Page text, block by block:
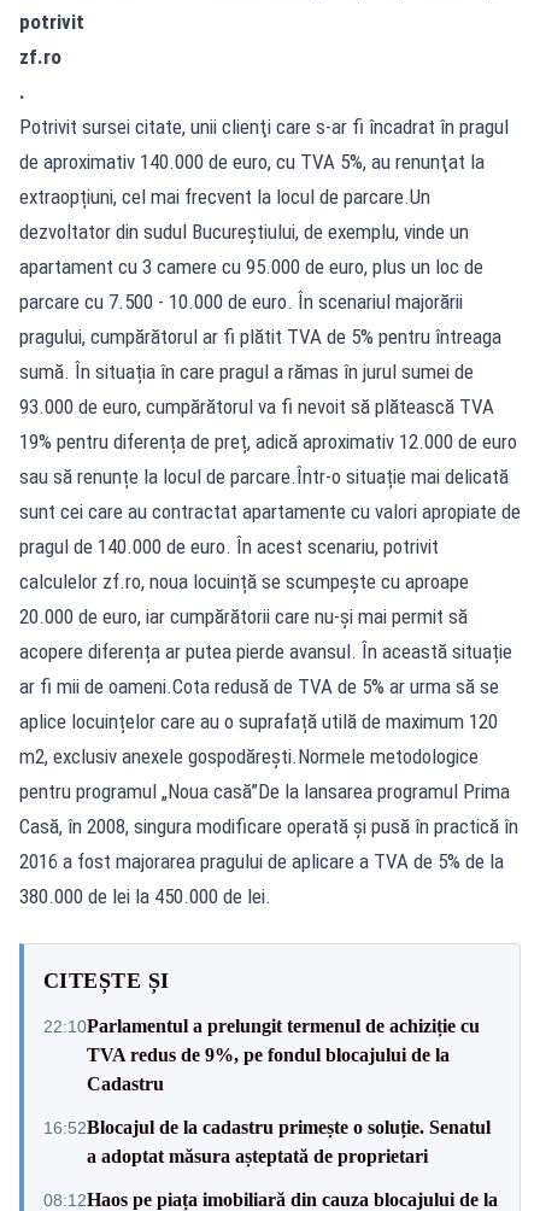
potrivit
zf.ro
.
Potrivit sursei citate, unii clienţi care s-ar fi încadrat în pragul
de aproximativ 140.000 de euro, cu TVA 5%, au renunţat la
extraopțiuni, cel mai frecvent la locul de parcare.Un
dezvoltator din sudul Bucureștiului, de exemplu, vinde un
apartament cu 3 camere cu 95.000 de euro, plus un loc de
parcare cu 7.500 - 10.000 de euro. În scenariul majorării
pragului, cumpărătorul ar fi plătit TVA de 5% pentru întreaga
sumă. În situația în care pragul a rămas în jurul sumei de
93.000 de euro, cumpărătorul va fi nevoit să plătească TVA
19% pentru diferența de preț, adică aproximativ 12.000 de euro
sau să renunțe la locul de parcare.Într-o situație mai delicată
sunt cei care au contractat apartamente cu valori apropiate de
pragul de 140.000 de euro. În acest scenariu, potrivit
calculelor zf.ro, noua locuință se scumpește cu aproape
20.000 de euro, iar cumpărătorii care nu-și mai permit să
acopere diferența ar putea pierde avansul. În această situație
ar fi mii de oameni.Cota redusă de TVA de 5% ar urma să se
aplice locuințelor care au o suprafață utilă de maximum 120
m2, exclusiv anexele gospodărești.Normele metodologice
pentru programul „Noua casă”De la lansarea programul Prima
Casă, în 2008, singura modificare operată și pusă în practică în
2016 a fost majorarea pragului de aplicare a TVA de 5% de la
380.000 de lei la 450.000 de lei.
CITEȘTE ȘI
22:10Parlamentul a prelungit termenul de achiziție cu
TVA redus de 9%, pe fondul blocajului de la
Cadastru
16:52Blocajul de la cadastru primește o soluție. Senatul
a adoptat măsura așteptată de proprietari
08:12Haos pe piața imobiliară din cauza blocajului de la